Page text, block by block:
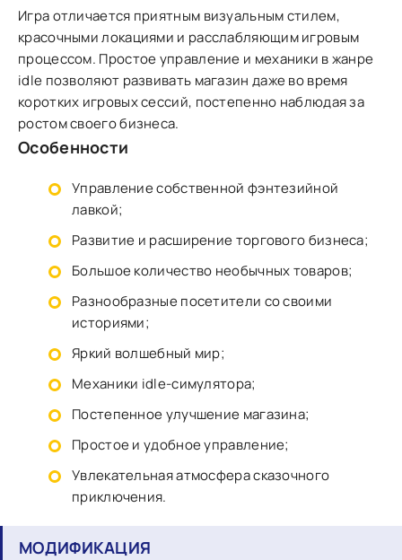
Игра отличается приятным визуальным стилем,
красочными локациями и расслабляющим игровым
процессом. Простое управление и механики в жанре
idle позволяют развивать магазин даже во время
коротких игровых сессий, постепенно наблюдая за
ростом своего бизнеса.
Особенности
Управление собственной фэнтезийной
лавкой;
Развитие и расширение торгового бизнеса;
Большое количество необычных товаров;
Разнообразные посетители со своими
историями;
Яркий волшебный мир;
Механики idle-симулятора;
Постепенное улучшение магазина;
Простое и удобное управление;
Увлекательная атмосфера сказочного
приключения.
МОДИФИКАЦИЯ